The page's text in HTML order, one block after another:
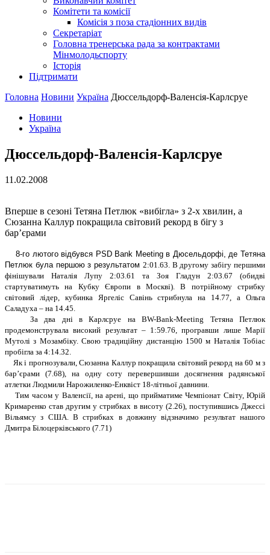
Комітети та комісії
Комісія з поза стадіонних видів
Секретаріат
Головна тренерська рада за контрактами
Мінмолодьспорту
Історія
Підтримати
Головна Новини Україна Дюссельдорф-Валенсія-Карлсруе
Новини
Україна
Дюссельдорф-Валенсія-Карлсруе
11.02.2008
Вперше в сезоні Тетяна Петлюк «вибігла» з 2-х хвилин, а
Сюзанна Каллур покращила світовий рекорд в бігу з
бар’єрами
8-го лютого відбувся PSD Bank Meeting в Дюсельдорфі, де Тетяна
Петлюк була першою з результатом 2:01.63. В другому забігу першими
фінішували Наталія Лупу 2:03.61 та Зоя Гладун 2:03.67 (обидві
стартуватимуть на Кубку Європи в Москві). В потрійному стрибку
світовий лідер, кубинка Яргеліс Савінь стрибнула на 14.77, а Ольга
Саладуха – на 14.45.
За два дні в Карлсруе на BW-Bank-Meeting Тетяна Петлюк
продемонструвала високий результат – 1:59.76 , програвши лише Марії
Мутолі з Мозамбіку. Свою традиційну дистанцію 1500 м Наталія Тобіас
пробігла за 4:14.32.
Як і прогнозували, Сюзанна Каллур покращила світовий рекорд на 60 м з
бар’єрами (7.68), на одну соту перевершивши досягнення радянської
атлетки Людмили Нарожиленко-Енквіст 18-літньої давнини.
Тим часом у Валенсії, на арені, що прийматиме Чемпіонат Світу, Юрій
Кримаренко став другим у стрибках в висоту (2.26), поступившись Джессі
Вільямсу з США. В стрибках в довжину відзначимо результат нашого
Дмитра Білоцерківського (7.71)